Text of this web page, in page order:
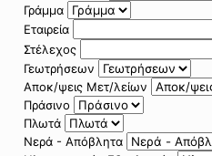
Γράμμα
Εταιρεία
Στέλεχος
Γεωτρήσεων
Αποκ/ψεις Μετ/λείων
Πράσινο
Πλωτά
Νερά - Απόβλητα